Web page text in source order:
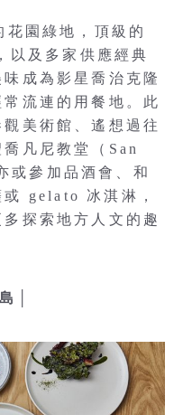
園綠地，頂級的
以及多家供應經典
成為影星喬治克隆
流連的用餐地。此
美術館、遙想過往
凡尼教堂（San
或參加品酒會、和
gelato 冰淇淋，
探索地方人文的趣
│